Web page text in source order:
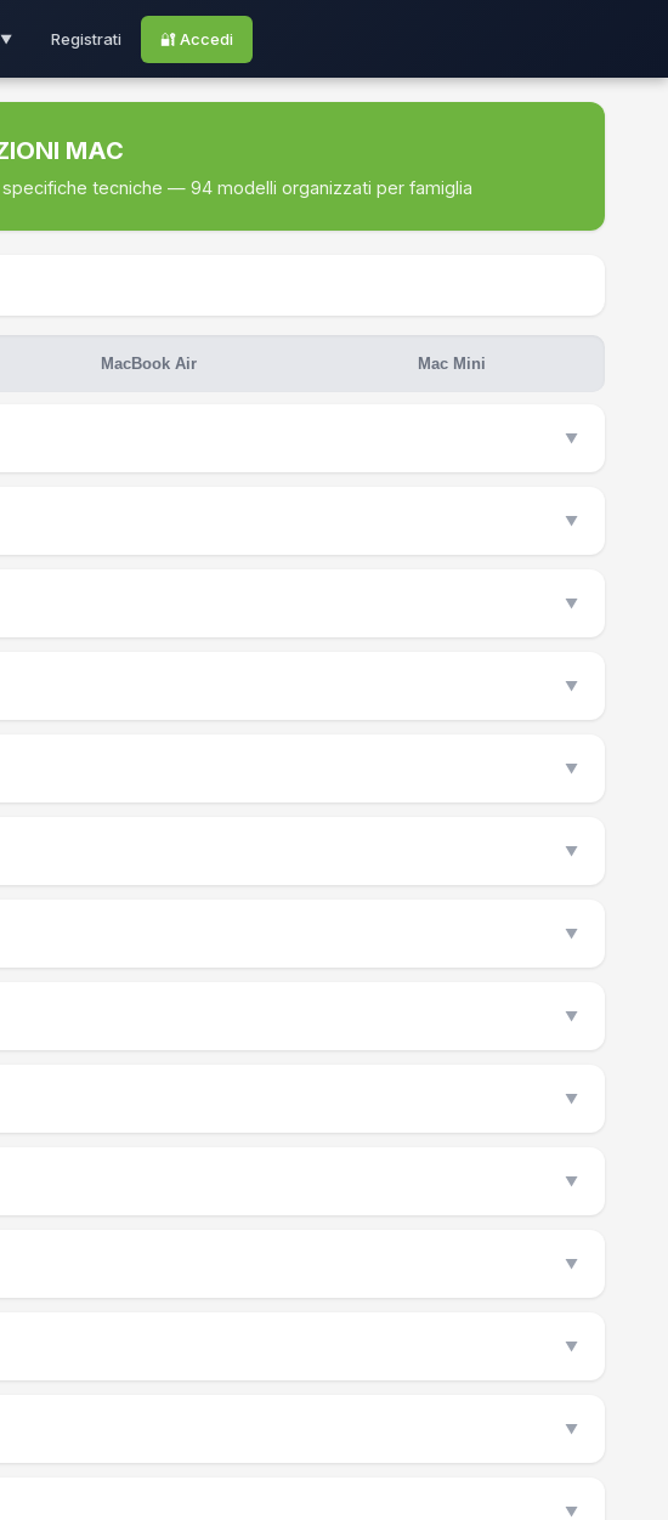
▼ Registrati 🔐 Accedi
MAC
tecniche — 94 modelli organizzati per famiglia
MacBook Air Mac Mini
▼
▼
▼
▼
▼
▼
▼
▼
▼
▼
▼
▼
▼
▼